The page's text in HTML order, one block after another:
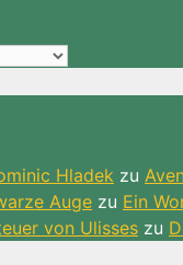
Hladek zu
Auge zu Ein
von Ulisses zu